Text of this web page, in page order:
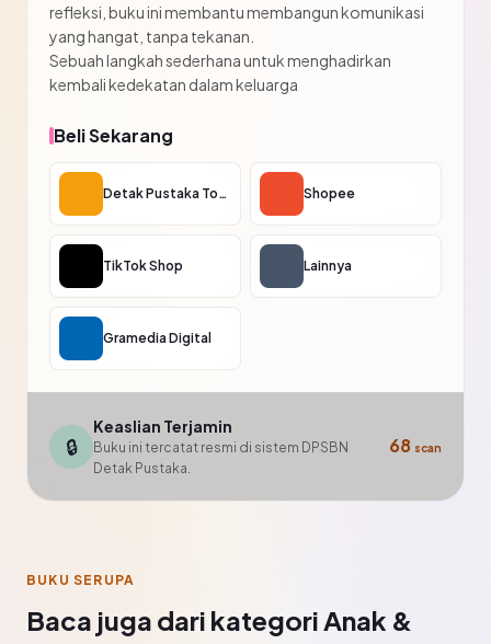
refleksi, buku ini membantu membangun komunikasi
yang hangat, tanpa tekanan.
Sebuah langkah sederhana untuk menghadirkan
kembali kedekatan dalam keluarga
Beli Sekarang
Detak Pustaka Toko Shopee
TikTok Shop Lainnya
Gramedia Digital
🔒
Keaslian Terjamin
Buku ini tercatat resmi di sistem DPSBN
Detak Pustaka.
68 scan
BUKU SERUPA
Baca juga dari kategori Anak &